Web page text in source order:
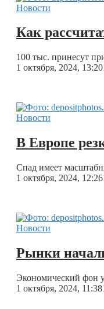
Новости
Как
100 тыс. принесут
1 октября, 2024, 13:20
Новости
В Европе
Спад имеет
1 октября, 2024, 12:26
Новости
Рынки
Экономический фон
1 октября, 2024, 11:38